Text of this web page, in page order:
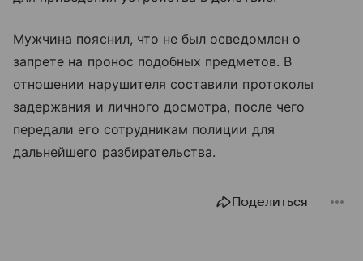
Мужчина пояснил, что не был осведомлен о
запрете на пронос подобных предметов. В
отношении нарушителя составили протоколы
задержания и личного досмотра, после чего
передали его сотрудникам полиции для
дальнейшего разбирательства.
Поделиться